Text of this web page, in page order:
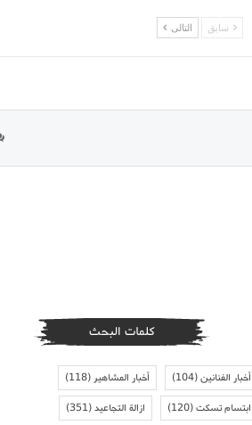
سابق التالى
كلمات البحث
أخبار الفنانين(104) أخبار المشاهير(118)
ابتسام تسكت(120) ازالة التجاعيد(351)